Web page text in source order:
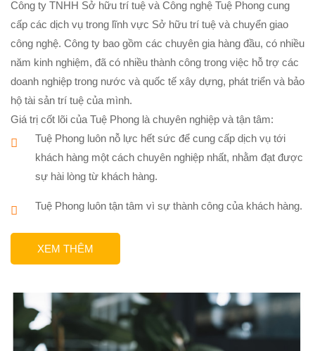
Công ty TNHH Sở hữu trí tuệ và Công nghệ Tuệ Phong cung
cấp các dịch vụ trong lĩnh vực Sở hữu trí tuệ và chuyển giao
công nghệ. Công ty bao gồm các chuyên gia hàng đầu, có nhiều
năm kinh nghiệm, đã có nhiều thành công trong việc hỗ trợ các
doanh nghiệp trong nước và quốc tế xây dựng, phát triển và bảo
hộ tài sản trí tuệ của mình.
Giá trị cốt lõi của Tuệ Phong là chuyên nghiệp và tận tâm:
Tuệ Phong luôn nỗ lực hết sức để cung cấp dịch vụ tới
khách hàng một cách chuyên nghiệp nhất, nhằm đạt được
sự hài lòng từ khách hàng.
Tuệ Phong luôn tận tâm vì sự thành công của khách hàng.
XEM THÊM